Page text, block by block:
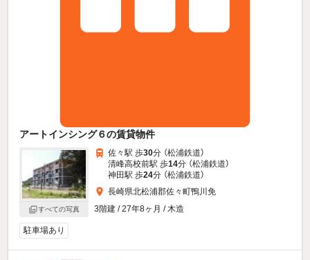
アートインシング６の賃貸物件
すべての写真
佐々駅 歩30分 （松浦鉄道）
清峰高校前駅 歩14分 （松浦鉄道）
神田駅 歩24分 （松浦鉄道）
長崎県北松浦郡佐々町鴨川免
3階建 / 27年8ヶ月 / 木造
駐車場あり